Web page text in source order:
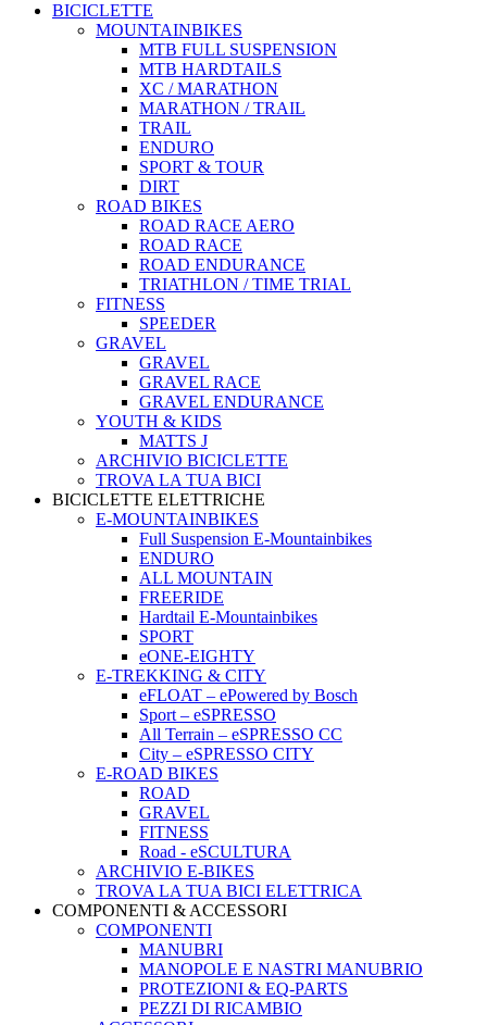
BICICLETTE
MOUNTAINBIKES
MTB FULL SUSPENSION
MTB HARDTAILS
XC / MARATHON
MARATHON / TRAIL
TRAIL
ENDURO
SPORT & TOUR
DIRT
ROAD BIKES
ROAD RACE AERO
ROAD RACE
ROAD ENDURANCE
TRIATHLON / TIME TRIAL
FITNESS
SPEEDER
GRAVEL
GRAVEL
GRAVEL RACE
GRAVEL ENDURANCE
YOUTH & KIDS
MATTS J
ARCHIVIO BICICLETTE
TROVA LA TUA BICI
BICICLETTE ELETTRICHE
E-MOUNTAINBIKES
Full Suspension E-Mountainbikes
ENDURO
ALL MOUNTAIN
FREERIDE
Hardtail E-Mountainbikes
SPORT
eONE-EIGHTY
E-TREKKING & CITY
eFLOAT – ePowered by Bosch
Sport – eSPRESSO
All Terrain – eSPRESSO CC
City – eSPRESSO CITY
E-ROAD BIKES
ROAD
GRAVEL
FITNESS
Road - eSCULTURA
ARCHIVIO E-BIKES
TROVA LA TUA BICI ELETTRICA
COMPONENTI & ACCESSORI
COMPONENTI
MANUBRI
MANOPOLE E NASTRI MANUBRIO
PROTEZIONI & EQ-PARTS
PEZZI DI RICAMBIO